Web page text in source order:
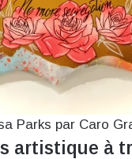
Parks par Caro
artistique à